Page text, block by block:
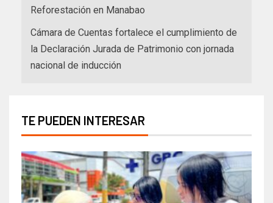
Reforestación en Manabao
Cámara de Cuentas fortalece el cumplimiento de
la Declaración Jurada de Patrimonio con jornada
nacional de inducción
TE PUEDEN INTERESAR